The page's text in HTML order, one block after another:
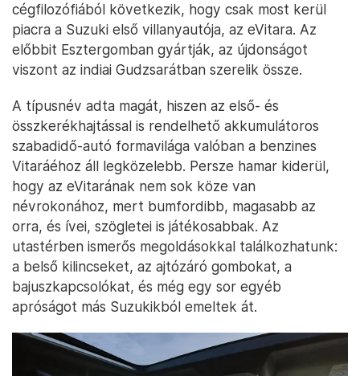
cégfilozófiából következik, hogy csak most kerül
piacra a Suzuki első villanyautója, az eVitara. Az
előbbit Esztergomban gyártják, az újdonságot
viszont az indiai Gudzsarátban szerelik össze.
A típusnév adta magát, hiszen az első- és
összkerékhajtással is rendelhető akkumulátoros
szabadidő-autó formavilága valóban a benzines
Vitaráéhoz áll legközelebb. Persze hamar kiderül,
hogy az eVitarának nem sok köze van
névrokonához, mert bumfordibb, magasabb az
orra, és ívei, szögletei is játékosabbak. Az
utastérben ismerős megoldásokkal találkozhatunk:
a belső kilincseket, az ajtózáró gombokat, a
bajuszkapcsolókat, és még egy sor egyéb
apróságot más Suzukikból emeltek át.